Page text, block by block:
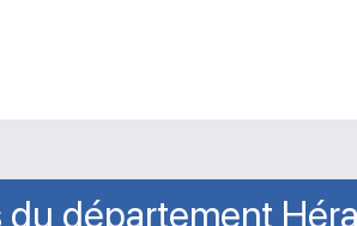
du département